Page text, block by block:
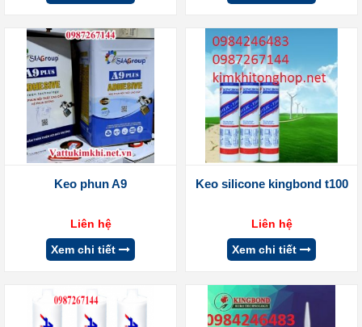
Keo phun A9
Liên hệ
Xem chi tiết
Keo silicone kingbond t100
Liên hệ
Xem chi tiết